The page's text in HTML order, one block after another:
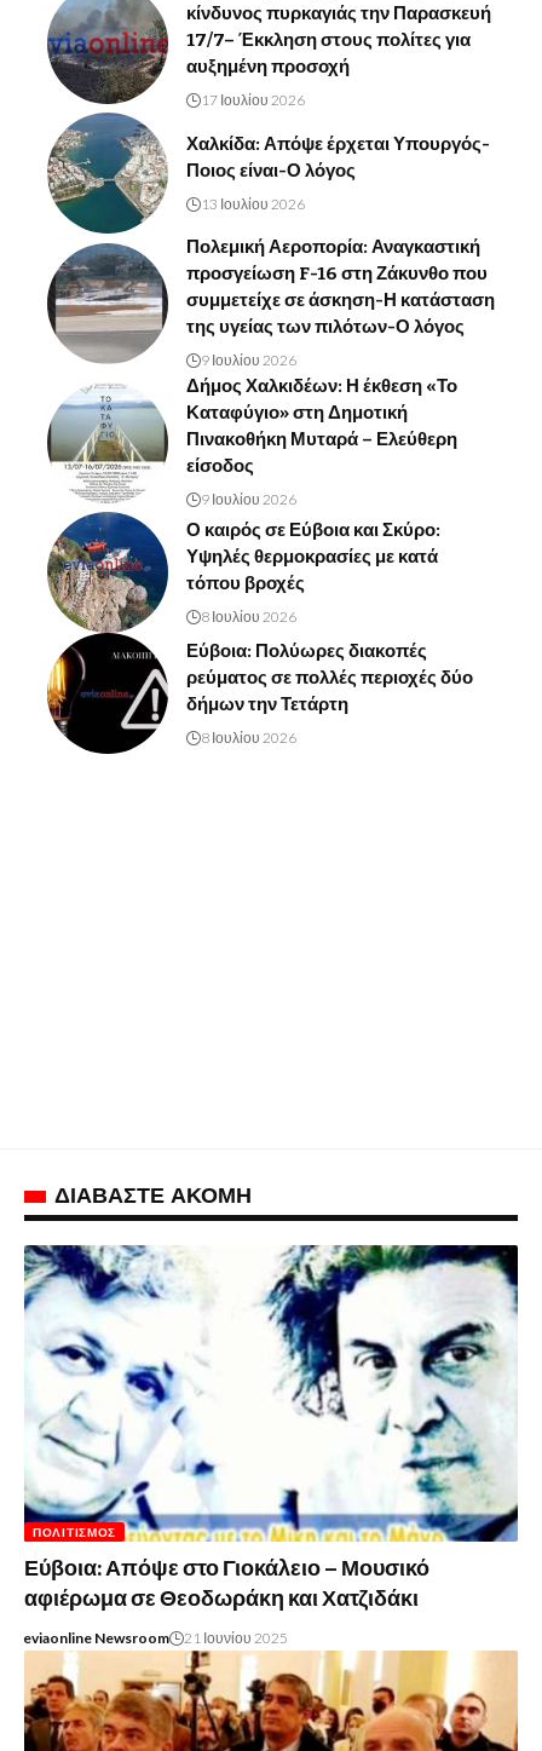
κίνδυνος πυρκαγιάς την Παρασκευή
17/7– Έκκληση στους πολίτες για
αυξημένη προσοχή
17 Ιουλίου 2026
Χαλκίδα: Απόψε έρχεται Υπουργός-
Ποιος είναι-Ο λόγος
13 Ιουλίου 2026
Πολεμική Αεροπορία: Αναγκαστική
προσγείωση F-16 στη Ζάκυνθο που
συμμετείχε σε άσκηση-Η κατάσταση
της υγείας των πιλότων-Ο λόγος
9 Ιουλίου 2026
Δήμος Χαλκιδέων: Η έκθεση «Το
Καταφύγιο» στη Δημοτική
Πινακοθήκη Μυταρά – Ελεύθερη
είσοδος
9 Ιουλίου 2026
Ο καιρός σε Εύβοια και Σκύρο:
Υψηλές θερμοκρασίες με κατά
τόπου βροχές
8 Ιουλίου 2026
Εύβοια: Πολύωρες διακοπές
ρεύματος σε πολλές περιοχές δύο
δήμων την Τετάρτη
8 Ιουλίου 2026
ΔΙΑΒΑΣΤΕ ΑΚΟΜΗ
ΠΟΛΙΤΙΣΜΌΣ
Εύβοια: Απόψε στο Γιοκάλειο – Μουσικό
αφιέρωμα σε Θεοδωράκη και Χατζιδάκι
eviaonline Newsroom 21 Ιουνίου 2025